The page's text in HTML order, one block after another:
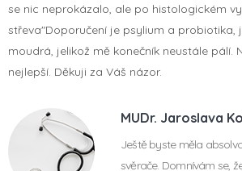
se nic neprokázalo, ale po histologickém
střeva"Doporučení je psylium a probiotika,
moudrá, jelikož mě konečník neustále
nejlepší. Děkuji za Váš názor.
MUDr. Jaroslava
Ještě byste měla
svěrače. Domnívám se,